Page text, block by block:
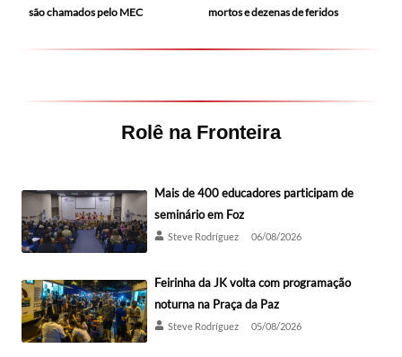
são chamados pelo MEC
mortos e dezenas de feridos
Rolê na Fronteira
Mais de 400 educadores participam de
seminário em Foz
Steve Rodríguez 06/08/2026
Feirinha da JK volta com programação
noturna na Praça da Paz
Steve Rodríguez 05/08/2026